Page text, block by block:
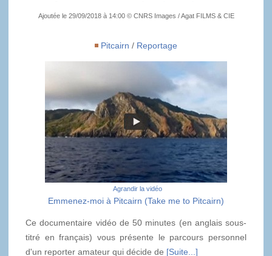
Ajoutée le 29/09/2018 à 14:00 © CNRS Images / Agat FILMS & CIE
Pitcairn / Reportage
Agrandir la vidéo
Emmenez-moi à Pitcairn (Take me to Pitcairn)
Ce documentaire vidéo de 50 minutes (en anglais sous-
titré en français) vous présente le parcours personnel
d'un reporter amateur qui décide de [Suite...]